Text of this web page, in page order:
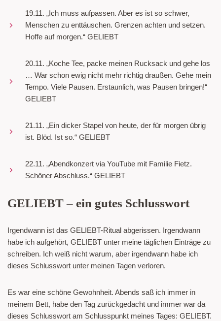
19.11. „Ich muss aufpassen. Aber es ist so schwer,
Menschen zu enttäuschen. Grenzen achten und setzen.
Hoffe auf morgen.“ GELIEBT
20.11. „Koche Tee, packe meinen Rucksack und gehe los
… War schon ewig nicht mehr richtig draußen. Gehe mein
Tempo. Viele Pausen. Erstaunlich, was Pausen bringen!“
GELIEBT
21.11. „Ein dicker Stapel von heute, der für morgen übrig
ist. Blöd. Ist so.“ GELIEBT
22.11. „Abendkonzert via YouTube mit Familie Fietz.
Schöner Abschluss.“ GELIEBT
GELIEBT – ein gutes Schlusswort
Irgendwann ist das GELIEBT-Ritual abgerissen. Irgendwann
habe ich aufgehört, GELIEBT unter meine täglichen Einträge zu
schreiben. Ich weiß nicht warum, aber irgendwann habe ich
dieses Schlusswort unter meinen Tagen verloren.
Es war eine schöne Gewohnheit. Abends saß ich immer in
meinem Bett, habe den Tag zurückgedacht und immer war da
dieses Schlusswort am Schlusspunkt meines Tages: GELIEBT.